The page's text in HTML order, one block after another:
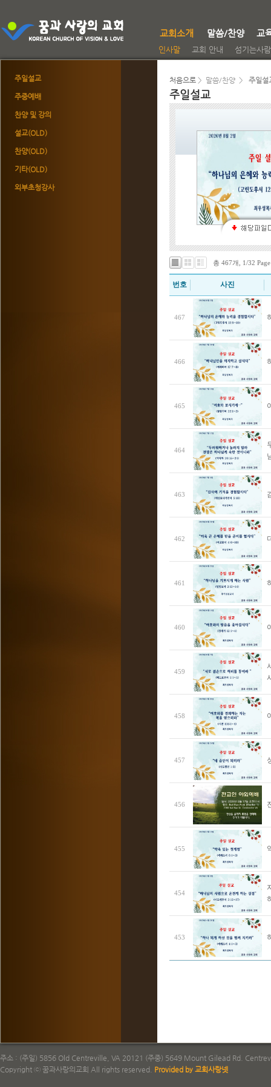
인사말 교회 안내 섬기는사
교회소개 말씀/찬양 교
주일설교
주중예배
찬양 및 강의
설교(OLD)
찬양(OLD)
기타(OLD)
외부초청강사
처음으로 > 말씀/찬양 > 주일설
주일설교
총 467개, 1/32 Page
번호 사진
467
466
465
464
463
462
461
460
459
458
457
456
455
454
453
주소 : (주일) 5856 Old Centreville, VA 20121 (주중) 5649 Mount Gilead Rd.
Copyright ⓒ 꿈과사랑의교회 All rights reserved. Provided by 교회사랑넷